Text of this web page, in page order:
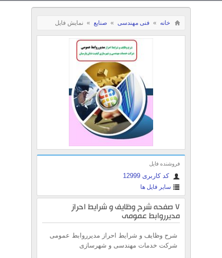
خانه » فنی مهندسی » صنایع » نمایش فایل
فروشنده فایل
کد کاربری 12999
سایر فایل ها
7 صفحه شرح وظایف و شرایط احراز
مدیرروابط عمومی
شرح وظایف و شرایط احراز مدیرروابط عمومی
شرکت خدمات مهندسی و شهرسازی